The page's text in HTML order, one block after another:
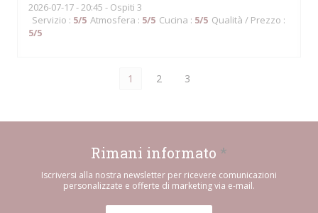
2026-07-17- 20:45 - Ospiti 3
Servizio : 5/5 Atmosfera : 5/5 Cucina : 5/5 Qualità / Prezzo :
5/5
1 2 3
Rimani informato *
Iscriversi alla nostra newsletter per ricevere comunicazioni
personalizzate e offerte di marketing via e-mail.